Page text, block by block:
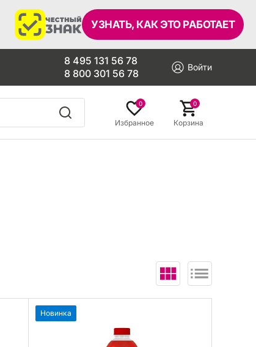
УЗНАТЬ, КАК ЭТО РАБОТАЕТ
8 495 131 56 78
8 800 301 56 78
Войти
0
Избранное
0
Корзина
В корзину (0)
Новинка